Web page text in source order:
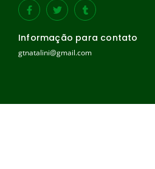
Informação para contato
gtnatalini@gmail.com